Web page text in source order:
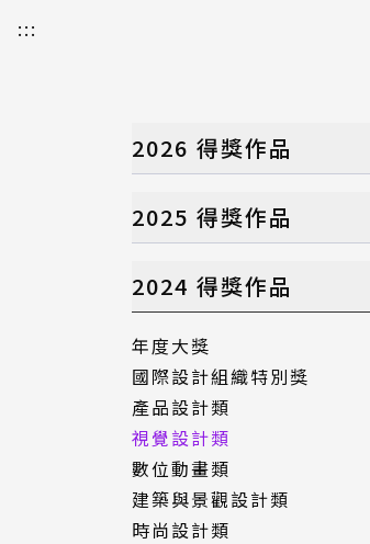
:::
2026 得獎作品
年度大獎
國際設計組織特別獎
視覺設計類
建築與景觀設計類
時尚設計類
特別獎
2025 得獎作品
年度大獎
國際設計組織特別獎
產品設計類
視覺設計類
數位動畫類
建築與景觀設計類
時尚設計類
特別獎
2024 得獎作品
年度大獎
國際設計組織特別獎
產品設計類
視覺設計類
數位動畫類
建築與景觀設計類
時尚設計類